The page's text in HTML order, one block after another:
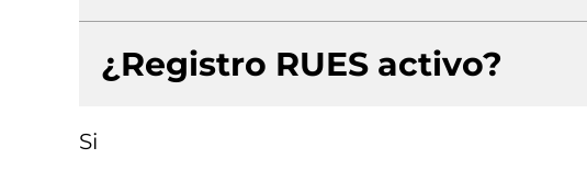
¿Registro RUES activo?
Si